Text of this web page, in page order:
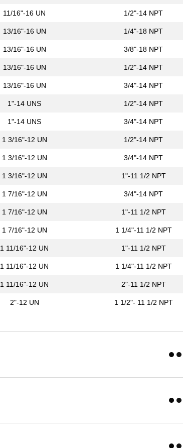
11/16"-16 UN 1/2"-14 NPT
13/16"-16 UN 1/4"-18 NPT
13/16"-16 UN 3/8"-18 NPT
13/16"-16 UN 1/2"-14 NPT
13/16"-16 UN 3/4"-14 NPT
1"-14 UNS 1/2"-14 NPT
1"-14 UNS 3/4"-14 NPT
1 3/16"-12 UN 1/2"-14 NPT
1 3/16"-12 UN 3/4"-14 NPT
1 3/16"-12 UN 1"-11 1/2 NPT
1 7/16"-12 UN 3/4"-14 NPT
1 7/16"-12 UN 1"-11 1/2 NPT
1 7/16"-12 UN 1 1/4"-11 1/2 NPT
1 11/16"-12 UN 1"-11 1/2 NPT
1 11/16"-12 UN 1 1/4"-11 1/2 NPT
1 11/16"-12 UN 2"-11 1/2 NPT
2"-12 UN 1 1/2"- 11 1/2 NPT